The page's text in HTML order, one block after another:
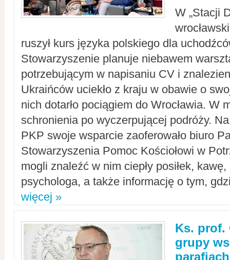
W „Stacji
ruszył kurs języka polskiego dla
Stowarzyszenie planuje niebawem
potrzebującym w napisaniu CV i
Ukraińców uciekło z kraju w obawie o
nich dotarło pociągiem do Wrocławia. W
schronienia po wyczerpującej podróży.
PKP swoje wsparcie zaoferowało biuro
Stowarzyszenia Pomoc Kościołowi w
mogli znaleźć w nim ciepły posiłek,
psychologa, a także informację o tym,
więcej »
Ks. prof.
grupy
parafiach